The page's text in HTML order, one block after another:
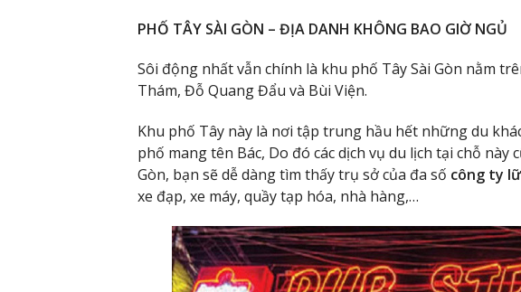
PHỐ TÂY SÀI GÒN – ĐỊA DANH KHÔNG BAO GIỜ NGỦ
Sôi động nhất vẫn chính là khu phố Tây Sài Gòn nằm
Thám, Đỗ Quang Đẩu và Bùi Viện.
Khu phố Tây này là nơi tập trung hầu hết những du
phố mang tên Bác, Do đó các dịch vụ du lịch tại chỗ này
Gòn, bạn sẽ dễ dàng tìm thấy trụ sở của đa số công ty
xe đạp, xe máy, quầy tạp hóa, nhà hàng,…